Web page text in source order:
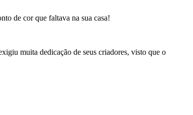
de cor que faltava na sua casa!
muita dedicação de seus criadores, visto que o